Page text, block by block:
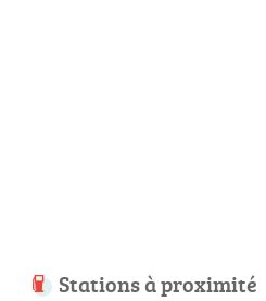
Stations à proximité